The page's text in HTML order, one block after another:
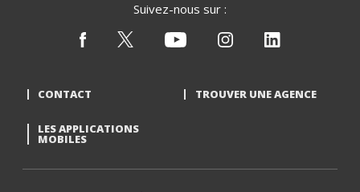
Suivez-nous sur :
CONTACT TROUVER UNE AGENCE
LES APPLICATIONS
MOBILES